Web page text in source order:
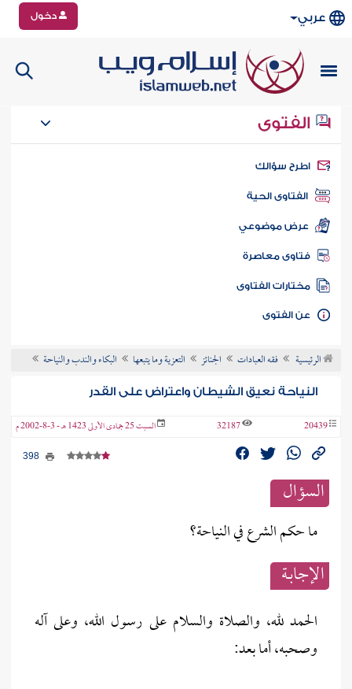
عربي دخول
الفتوى
سؤالك
الفتاوى الحية
عرض موضوعي
فتاوى معاصرة
مختارات الفتاوى
الفتوى
الرئيسية فقه العبادات الجنائز التعزية وما يتبعها البكاء والندب والنياحة
النياحة نعيق الشيطان واعتراض على القدر
20439
32187 السبت 25 جمادى الأولى 1423 هـ - 3-8-2002 م
السؤال
ما حكم الشرع في النياحة؟
الإجابــة
الحمد لله، والصلاة والسلام على رسول الله، وعلى آله
وصحبه، أما بعد: